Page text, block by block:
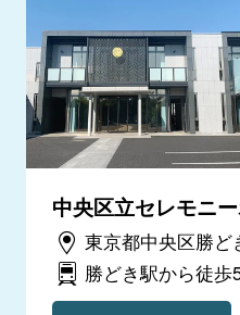
中央区立セレモニ
東京都中央区勝ど
勝どき駅から徒歩